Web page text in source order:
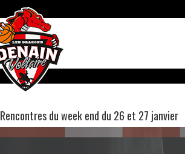
Rencontres du week end du 26 et 27 janvier